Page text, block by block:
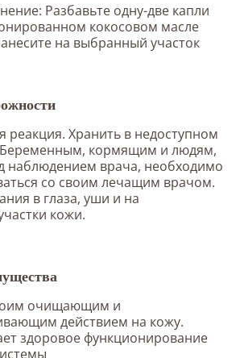
Разбавьте одну-две капли
кокосовом масле
на выбранный участок
реакция. Хранить в недоступном
Беременным, кормящим и людям,
наблюдением врача, необходимо
со своим лечащим врачом.
в глаза, уши и на
кожи.
очищающим и
действием на кожу.
здоровое функционирование